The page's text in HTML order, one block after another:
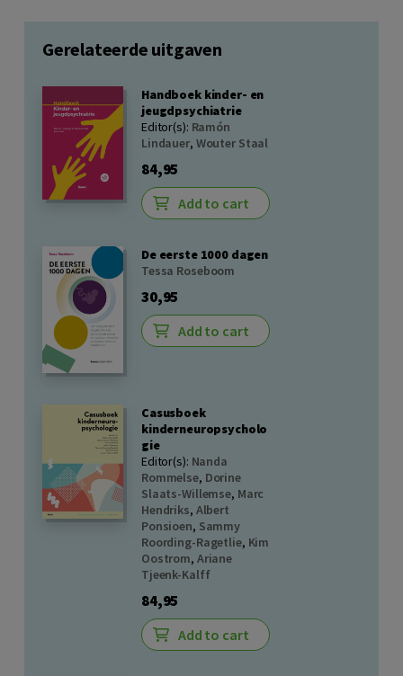
Gerelateerde uitgaven
Handboek kinder- en
jeugdpsychiatrie
Editor(s): Ramón
Lindauer, Wouter Staal
84,95
Add to cart
De eerste 1000 dagen
Tessa Roseboom
30,95
Add to cart
Casusboek
kinderneuropsycholo
gie
Editor(s): Nanda
Rommelse, Dorine
Slaats-Willemse, Marc
Hendriks, Albert
Ponsioen, Sammy
Roording-Ragetlie, Kim
Oostrom, Ariane
Tjeenk-Kalff
84,95
Add to cart